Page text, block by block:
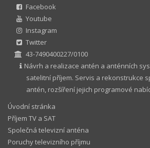
Facebook
Youtube
Instagram
Twitter
43-7490400227/0100
Návrh a realizace antén a anténních
satelitní příjem. Servis a rekonstrukce
antén, rozšíření jejich programové
Úvodní stránka
Příjem TV a SAT
Společná televizní anténa
Poruchy televizního příjmu